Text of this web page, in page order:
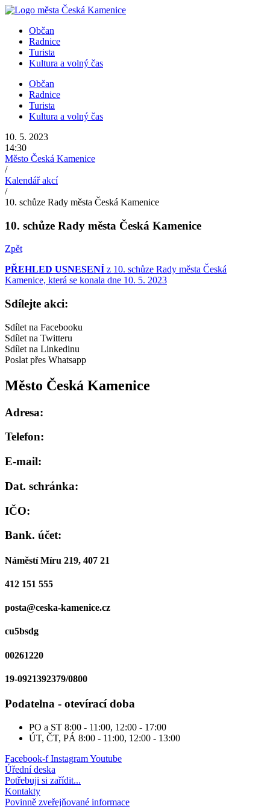
Přejít
obsahuObčan
Radnice
Turista
Kultura a volný čas
Občan
Radnice
Turista
Kultura a volný čas
10. 5. 2023
14:30
Město Česká Kamenice
/
Kalendář akcí
/
10. schůze Rady města Česká Kamenice
10. schůze Rady města Česká Kamenice
Zpět
PŘEHLED USNESENÍ z 10. schůze Rady města Česká
Kamenice, která se konala dne 10. 5. 2023
Sdílejte akci:
Sdílet na Facebooku
Sdílet na Twitteru
Sdílet na Linkedinu
Poslat přes Whatsapp
Město Česká Kamenice
Adresa:
Telefon:
E-mail:
Dat. schránka:
IČO:
Bank. účet:
Náměstí Míru 219, 407 21
412 151 555
posta@ceska-kamenice.cz
cu5bsdg
00261220
19-0921392379/0800
Podatelna - otevírací doba
PO a ST 8:00 - 11:00, 12:00 - 17:00
ÚT, ČT, PÁ 8:00 - 11:00, 12:00 - 13:00
Facebook-f InstagramYoutube
Úřední deska
Potřebuji si zařídit...
Kontakty
Povinně zveřejňované informace